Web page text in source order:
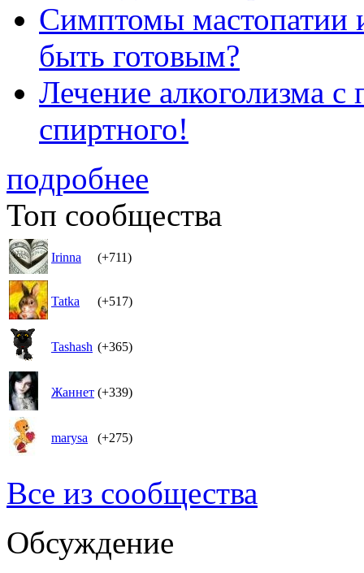
Симптомы мастопатии
быть готовым?
Лечение алкоголизма
спиртного!
подробнее
Топ сообщества
Irinna (+711)
Tatka (+517)
Tashash (+365)
Жаннет (+339)
marysa (+275)
Все из сообщества
Обсуждение